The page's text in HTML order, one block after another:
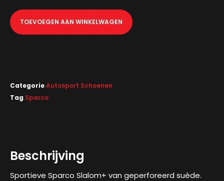
TOEVOEGEN AAN WINKELWAGEN
CategorieAutosport Schoenen
Tag Sparco
Beschrijving
Sportieve Sparco Slalom+ ​​van geperforeerd suède.